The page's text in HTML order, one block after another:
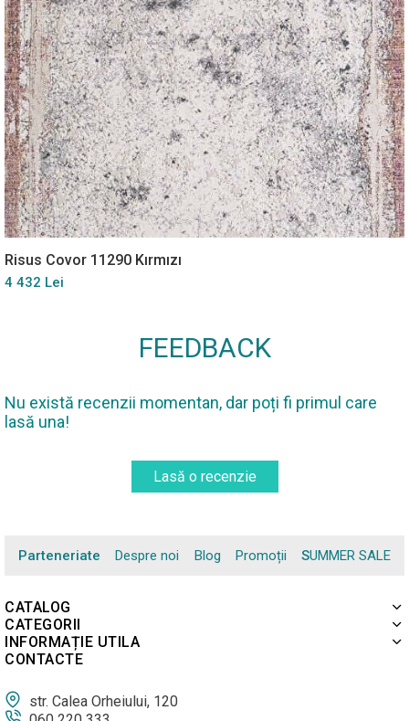
Risus Covor 11290 Kırmızı
4 432 Lei
FEEDBACK
Nu există recenzii momentan, dar poți fi primul care
lasă una!
Lasă o recenzie
Parteneriate Despre noi Blog Promoții SUMMER SALE
CATALOG
CATEGORII
INFORMAȚIE UTILA
CONTACTE
str. Calea Orheiului, 120